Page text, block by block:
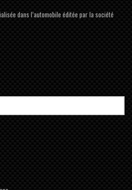
dans l’automobile éditée par la société